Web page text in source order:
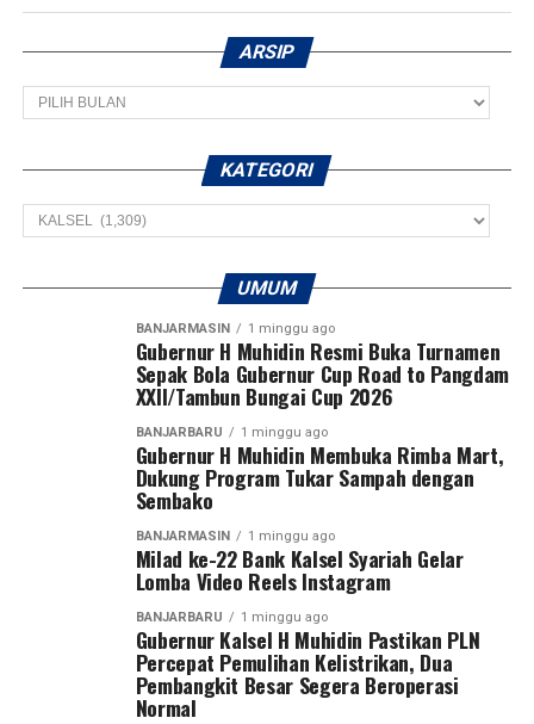
ARSIP
Arsip
KATEGORI
Kategori
UMUM
BANJARMASIN 1 minggu ago
Gubernur H Muhidin Resmi Buka Turnamen
Sepak Bola Gubernur Cup Road to Pangdam
XXII/Tambun Bungai Cup 2026
BANJARBARU 1 minggu ago
Gubernur H Muhidin Membuka Rimba Mart,
Dukung Program Tukar Sampah dengan
Sembako
BANJARMASIN 1 minggu ago
Milad ke-22 Bank Kalsel Syariah Gelar
Lomba Video Reels Instagram
BANJARBARU 1 minggu ago
Gubernur Kalsel H Muhidin Pastikan PLN
Percepat Pemulihan Kelistrikan, Dua
Pembangkit Besar Segera Beroperasi
Normal